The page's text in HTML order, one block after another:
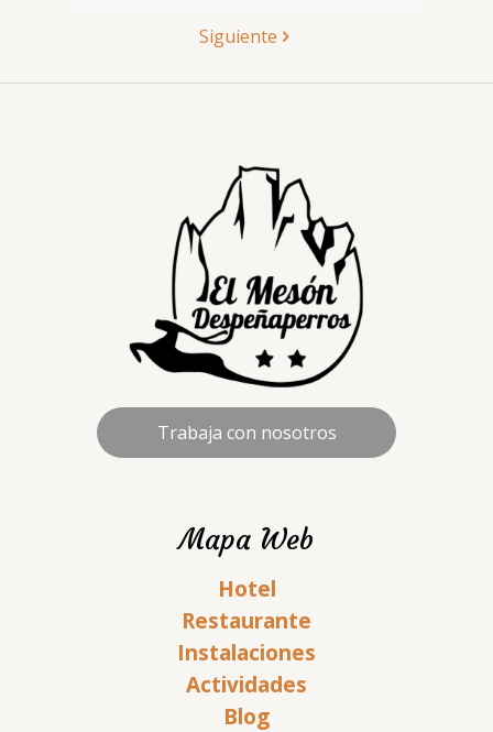
Siguiente
Trabaja con nosotros
Mapa Web
Hotel
Restaurante
Instalaciones
Actividades
Blog